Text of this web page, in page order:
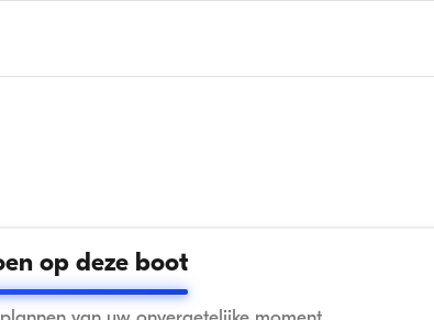
op deze boot